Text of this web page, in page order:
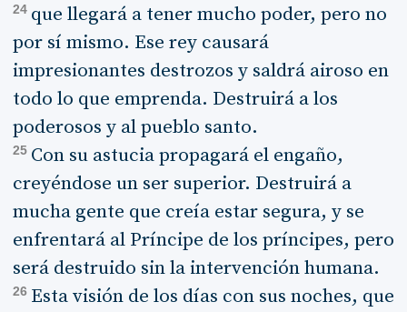
24 que llegará a tener mucho poder, pero no
por sí mismo. Ese rey causará
impresionantes destrozos y saldrá airoso en
todo lo que emprenda. Destruirá a los
poderosos y al pueblo santo.
25 Con su astucia propagará el engaño,
creyéndose un ser superior. Destruirá a
mucha gente que creía estar segura, y se
enfrentará al Príncipe de los príncipes, pero
será destruido sin la intervención humana.
26 Esta visión de los días con sus noches, que